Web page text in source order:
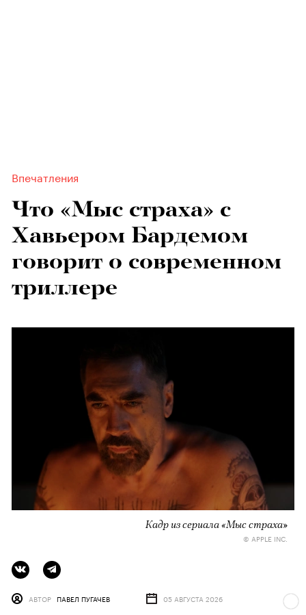
Впечатления
Что «Мыс страха» с
Хавьером Бардемом
говорит о современном
триллере
Кадр из сериала «Мыс страха»
© APPLE INC.
АВТОР ПАВЕЛ ПУГАЧЕВ 05 АВГУСТА 2026